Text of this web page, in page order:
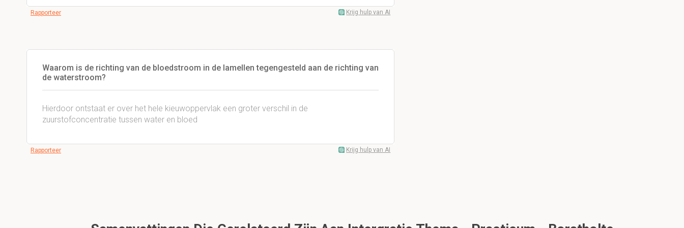
Rapporteer Krijg hulp van AI
Waarom is de richting van de bloedstroom in de lamellen tegengesteld aan de richting van
de waterstroom?
Hierdoor ontstaat er over het hele kieuwoppervlak een groter verschil in de
zuurstofconcentratie tussen water en bloed
Rapporteer Krijg hulp van AI